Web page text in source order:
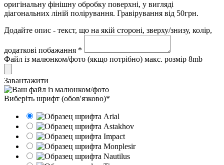
оригінальну фінішну обробку поверхні, у вигляді
діагональних ліній полірування. Гравірування від 50грн.
Додайте опис - текст, що на якій стороні, зверху/знизу, колір,
додаткові побажання *
Файл із малюнком/фото (якщо потрібно) макс. розмір 8mb
Завантажити
Виберіть шрифт (обов'язково)*